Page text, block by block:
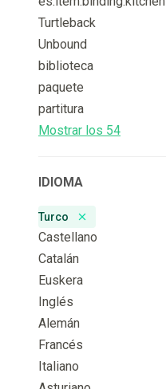
Turtleback
Unbound
biblioteca
paquete
partitura
Mostrar los 54
IDIOMA
Turco
Remove badge
Castellano
Catalán
Euskera
Inglés
Alemán
Francés
Italiano